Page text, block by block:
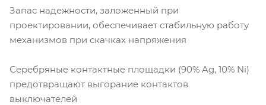
Запас надежности, заложенный при
проектировании, обеспечивает стабильную работу
механизмов при скачках напряжения
Серебряные контактные площадки (90% Ag, 10% Ni)
предотвращают выгорание контактов
выключателей